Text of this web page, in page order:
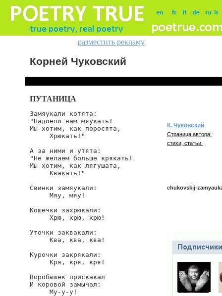
разместить рекламу
Корней Чуковский
ПУТАНИЦА
Замяукали котята:
"Надоело нам мяукать!
Мы хотим, как поросята,
     Хрюкать!"
А за ними и утята:
"Не желаем больше крякать!
Мы хотим, как лягушата,
     Квакать!"
Свинки замяукали:
     Мяу, мяу!
Кошечки захрюкали:
     Хрю, хрю, хрю!
Уточки заквакали:
     Ква, ква, ква!
Курочки закрякали:
     Кря, кря, кря!
Воробышек прискакал
И коровой замычал:
     Му-у-у!
К. Чуковский
Страница автора:
стихи, статьи.
chukovskij-